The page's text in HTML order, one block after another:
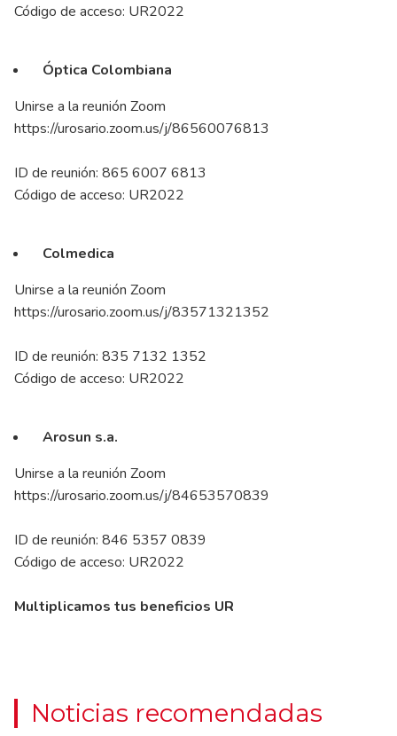
Código de acceso: UR2022
Óptica Colombiana
Unirse a la reunión Zoom
https://urosario.zoom.us/j/86560076813
ID de reunión: 865 6007 6813
Código de acceso: UR2022
Colmedica
Unirse a la reunión Zoom
https://urosario.zoom.us/j/83571321352
ID de reunión: 835 7132 1352
Código de acceso: UR2022
Arosun s.a.
Unirse a la reunión Zoom
https://urosario.zoom.us/j/84653570839
ID de reunión: 846 5357 0839
Código de acceso: UR2022
Multiplicamos tus beneficios UR
Noticias recomendadas